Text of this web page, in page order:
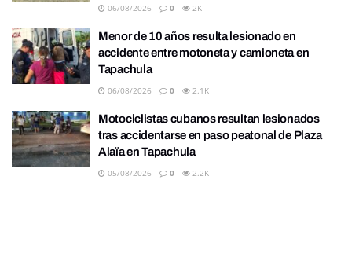
06/08/2026 0 2K
Menor de 10 años resulta lesionado en
accidente entre motoneta y camioneta en
Tapachula
06/08/2026 0 2.1K
Motociclistas cubanos resultan lesionados
tras accidentarse en paso peatonal de Plaza
Alaïa en Tapachula
05/08/2026 0 2.2K